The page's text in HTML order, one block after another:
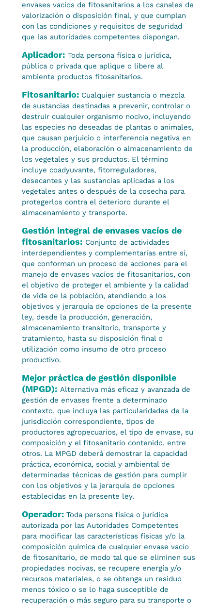
envases vacíos de fitosanitarios a los canales de
valorización o disposición final, y que cumplan
con las condiciones y requisitos de seguridad
que las autoridades competentes dispongan.
Aplicador: Toda persona física o jurídica,
pública o privada que aplique o libere al
ambiente productos fitosanitarios.
Fitosanitario: Cualquier sustancia o mezcla
de sustancias destinadas a prevenir, controlar o
destruir cualquier organismo nocivo, incluyendo
las especies no deseadas de plantas o animales,
que causan perjuicio o interferencia negativa en
la producción, elaboración o almacenamiento de
los vegetales y sus productos. El término
incluye coadyuvante, fitorreguladores,
desecantes y las sustancias aplicadas a los
vegetales antes o después de la cosecha para
protegerlos contra el deterioro durante el
almacenamiento y transporte.
Gestión integral de envases vacíos de
fitosanitarios: Conjunto de actividades
interdependientes y complementarias entre sí,
que conforman un proceso de acciones para el
manejo de envases vacíos de fitosanitarios, con
el objetivo de proteger el ambiente y la calidad
de vida de la población, atendiendo a los
objetivos y jerarquía de opciones de la presente
ley, desde la producción, generación,
almacenamiento transitorio, transporte y
tratamiento, hasta su disposición final o
utilización como insumo de otro proceso
productivo.
Mejor práctica de gestión disponible
(MPGD): Alternativa más eficaz y avanzada de
gestión de envases frente a determinado
contexto, que incluya las particularidades de la
jurisdicción correspondiente, tipos de
productores agropecuarios, el tipo de envase, su
composición y el fitosanitario contenido, entre
otros. La MPGD deberá demostrar la capacidad
práctica, económica, social y ambiental de
determinadas técnicas de gestión para cumplir
con los objetivos y la jerarquía de opciones
establecidas en la presente ley.
Operador: Toda persona física o jurídica
autorizada por las Autoridades Competentes
para modificar las características físicas y/o la
composición química de cualquier envase vacío
de fitosanitario, de modo tal que se eliminen sus
propiedades nocivas, se recupere energía y/o
recursos materiales, o se obtenga un residuo
menos tóxico o se lo haga susceptible de
recuperación o más seguro para su transporte o